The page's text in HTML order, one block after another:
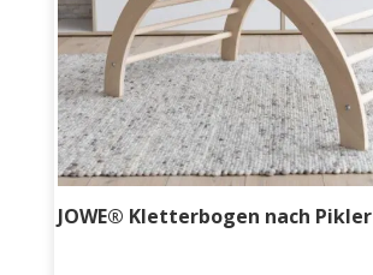
JOWE® Kletterbogen nach Pikler